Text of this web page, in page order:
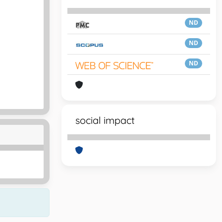
ND
ND
ND
social impact